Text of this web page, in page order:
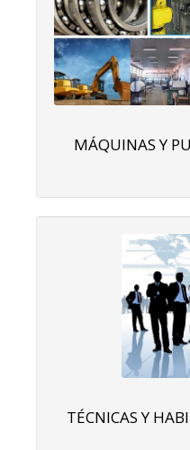
MÁQUINAS Y
TÉCNICAS Y